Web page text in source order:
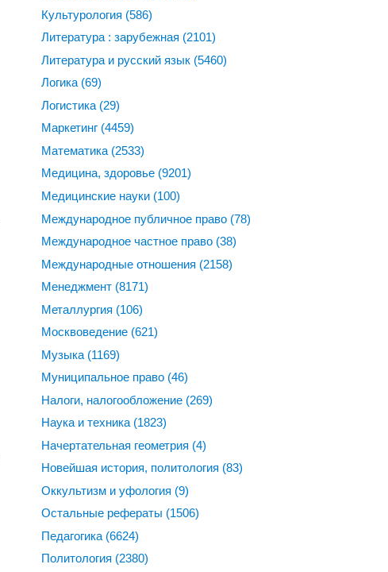
Культурология (586)
Литература : зарубежная (2101)
Литература и русский язык (5460)
Логика (69)
Логистика (29)
Маркетинг (4459)
Математика (2533)
Медицина, здоровье (9201)
Медицинские науки (100)
Международное публичное право (78)
Международное частное право (38)
Международные отношения (2158)
Менеджмент (8171)
Металлургия (106)
Москвоведение (621)
Музыка (1169)
Муниципальное право (46)
Налоги, налогообложение (269)
Наука и техника (1823)
Начертательная геометрия (4)
Новейшая история, политология (83)
Оккультизм и уфология (9)
Остальные рефераты (1506)
Педагогика (6624)
Политология (2380)